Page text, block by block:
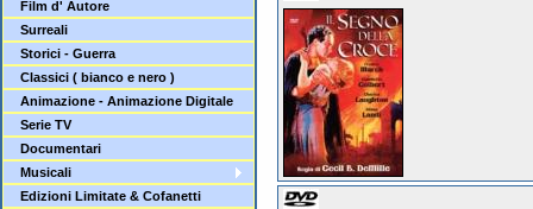
Film d' Autore
Surreali
Storici - Guerra
Classici ( bianco e nero )
Animazione - Animazione Digitale
Serie TV
Documentari
Musicali
Edizioni Limitate & Cofanetti